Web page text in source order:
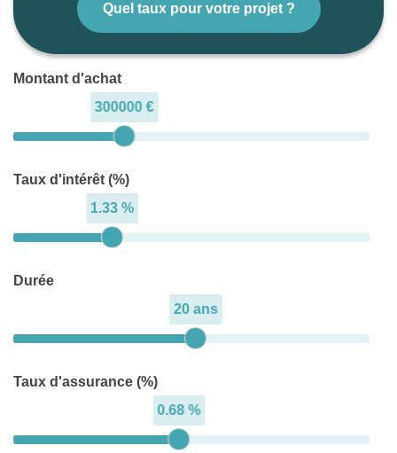
Quel taux pour votre projet ?
Montant d'achat
300000 €
Taux d'intérêt (%)
1.33 %
Durée
20 ans
Taux d'assurance (%)
0.68 %